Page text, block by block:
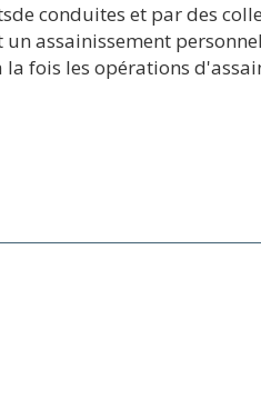
conduites et par des
assainissement
fois les opérations